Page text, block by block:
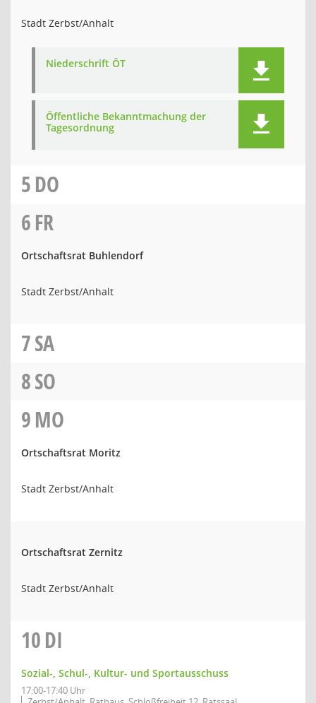
Stadt Zerbst/Anhalt
Niederschrift ÖT
Öffentliche Bekanntmachung der
Tagesordnung
5DO
6FR
Ortschaftsrat Buhlendorf
Stadt Zerbst/Anhalt
7SA
8SO
9MO
Ortschaftsrat Moritz
Stadt Zerbst/Anhalt
Ortschaftsrat Zernitz
Stadt Zerbst/Anhalt
10DI
Sozial-, Schul-, Kultur- und Sportausschuss
17:00-17:40 Uhr